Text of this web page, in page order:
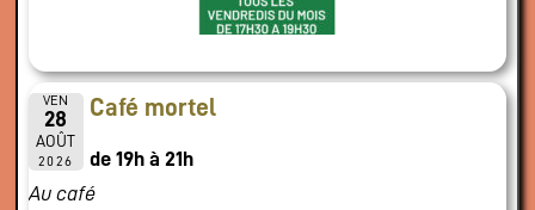
VEN
28
AOÛT
2026
Café mortel
de 19h à 21h
Au café